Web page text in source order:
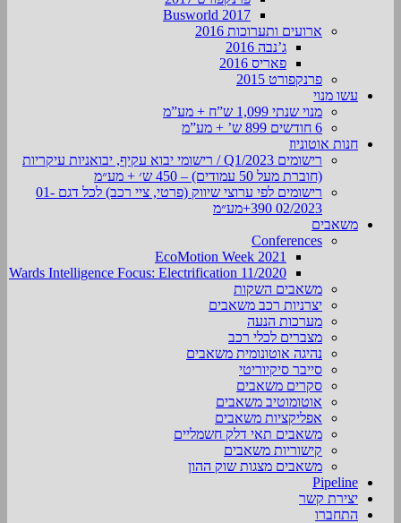
Busworld 2017
ארועים ותערוכות 2016
ג’נבה 2016
פאריס 2016
פרנקפורט 2015
עשו מנוי
מנוי שנתי 1,099 ש”ח + מע”מ
6 חודשים 899 ש’ + מע”מ
חנות אוטוניוז
רישומים Q1/2023 / רישומי יבוא עקיף, יבואניות עיקריות
(חוברת מעל 50 עמודים) – 450 ש׳ + מע״מ
רישומים לפי ערוצי שיווק (פרטי, ציי רכב) לכל דגם 01-
02/2023 390+מע״מ
משאבים
Conferences
EcoMotion Week 2021
Wards Intelligence Focus: Electrification 11/2020
משאבים השקות
יצרניות רכב משאבים
מערכות הנעה
מצברים לכלי רכב
נהיגה אוטונומית משאבים
סייבר סיקיוריטי
סקרים משאבים
אוטומוטיב משאבים
אפליקציות משאבים
משאבים תאי דלק חשמליים
קישוריות משאבים
משאבים מצגות שוק ההון
Pipeline
יצירת קשר
התחברו